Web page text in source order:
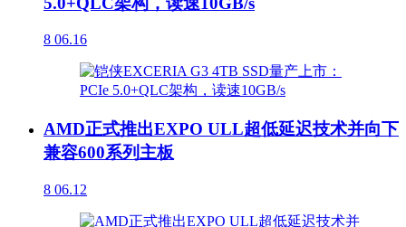
8 06.16
AMD正式推出EXPO ULL超低延迟技术并向下
兼容600系列主板
8 06.12